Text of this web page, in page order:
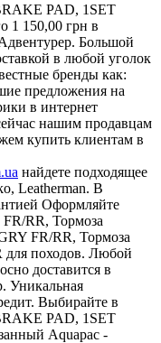
PAD, 1SET
1 150,00 грн в
Большой
в любой уголок
бренды как:
предложения на
в интернет
нашим продавцам
купить клиентам в
найдете подходящее
Leatherman. В
Оформляйте
RR, Тормоза
FR/RR, Тормоза
походов. Любой
доставится в
Уникальная
Выбирайте в
PAD, 1SET
Aquapac -